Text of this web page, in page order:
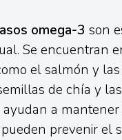
omega-3 son
Se encuentran
el salmón y
de chía y
ayudan a
prevenir el